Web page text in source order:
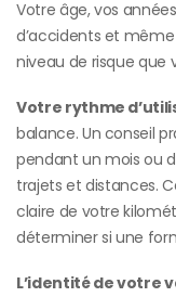
Votre âge, vos
d’accidents et
niveau de risque que
Votre rythme
balance. Un conseil
pendant un mois ou
trajets et distances.
claire de votre
déterminer si une
L’identité de votre